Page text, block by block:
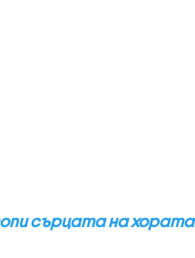
сърцата на хората